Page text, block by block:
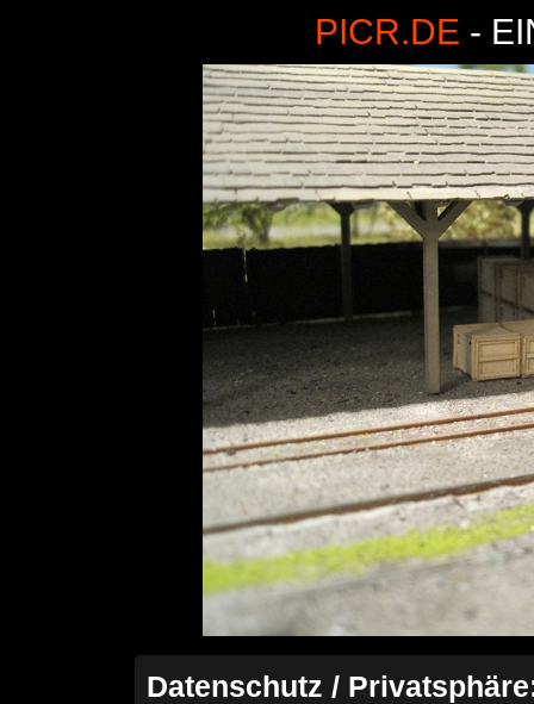
PICR.DE -
Datenschutz /